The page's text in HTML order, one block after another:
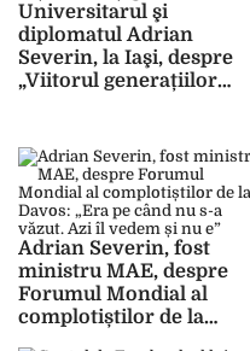
Universitarul şi
diplomatul Adrian
Severin, la Iaşi, despre
„Viitorul generațiilor
anti‑identitarism, între
naționalism și globalism”
– LIVE VIDEO
Adrian Severin, fost
ministru MAE, despre
Forumul Mondial al
complotiștilor de la